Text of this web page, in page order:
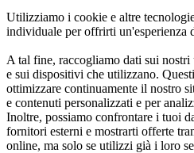
Utilizziamo i cookie e altre
individuale per offrirti un'esperienza
A tal fine, raccogliamo dati sui
e sui dispositivi che utilizzano.
ottimizzare continuamente il nostro
e contenuti personalizzati e per
Inoltre, possiamo confrontare i tuoi
fornitori esterni e mostrarti offerte
online, ma solo se utilizzi già i loro